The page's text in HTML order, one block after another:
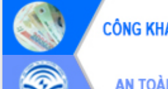
Đắk Lắk ký kết thỏa thuận hợp tác về
chuyển đổi số giai đoạn 2026 – 2030
với Tập đoàn Bưu chính Viễn thông
Việt Nam
Thứ trưởng Bộ Y tế làm việc với tỉnh
Đắk Lắk về phát triển nhân lực y tế
cho trạm y tế cấp xã